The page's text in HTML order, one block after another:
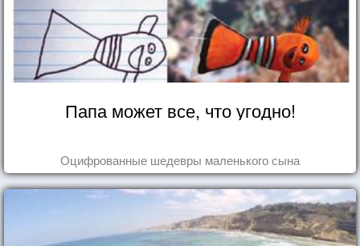
Папа может все, что угодно!
Оцифрованные шедевры маленького сына